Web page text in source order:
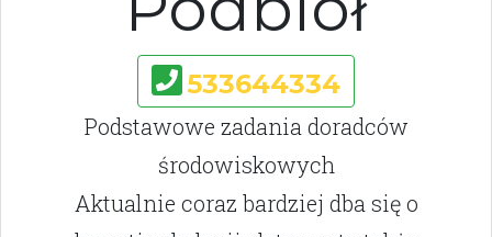
533644334
Podstawowe zadania doradców
środowiskowych
Aktualnie coraz bardziej dba się o